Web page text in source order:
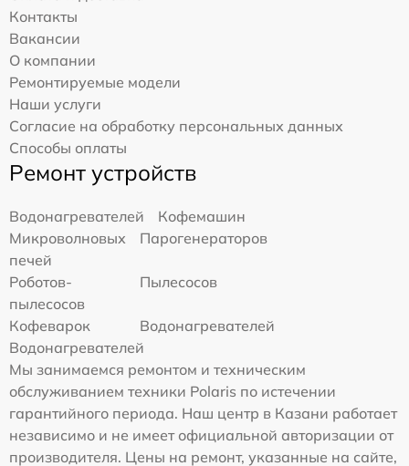
Контакты
Вакансии
О компании
Ремонтируемые модели
Наши услуги
Согласие на обработку персональных данных
Способы оплаты
Ремонт устройств
Водонагревателей
Кофемашин
Микроволновых
печей
Парогенераторов
Роботов-
пылесосов
Пылесосов
Кофеварок
Водонагревателей
Водонагревателей
Мы занимаемся ремонтом и техническим
обслуживанием техники Polaris по истечении
гарантийного периода. Наш центр в Казани работает
независимо и не имеет официальной авторизации от
производителя. Цены на ремонт, указанные на сайте,